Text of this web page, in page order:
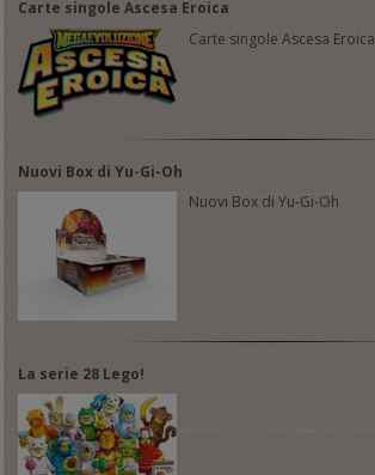
Carte singole Ascesa Eroica
Carte singole Ascesa Eroica
Nuovi Box di Yu-Gi-Oh
Nuovi Box di Yu-Gi-Oh
La serie 28 Lego!